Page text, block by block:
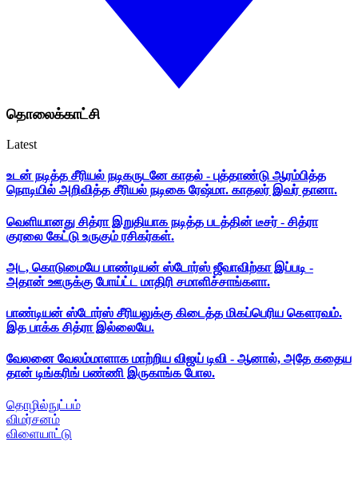
தொலைக்காட்சி
Latest
உடன் நடித்த சீரியல் நடிகருடனே காதல் - புத்தாண்டு ஆரம்பித்த
நொடியில் அறிவித்த சீரியல் நடிகை ரேஷ்மா. காதலர் இவர் தானா.
வெளியானது சித்ரா இறுதியாக நடித்த படத்தின் டீசர் - சித்ரா
குரலை கேட்டு உருகும் ரசிகர்கள்.
அட, கொடுமையே பாண்டியன் ஸ்டோர்ஸ் ஜீவாவிற்கா இப்படி -
அதான் ஊருக்கு போய்ட்ட மாதிரி சமாளிச்சாங்களா.
பாண்டியன் ஸ்டோர்ஸ் சீரியலுக்கு கிடைத்த மிகப்பெரிய கௌரவம்.
இத பாக்க சித்ரா இல்லையே.
வேலனை வேலம்மாளாக மாற்றிய விஜய் டிவி - ஆனால், அதே கதைய
தான் டிங்கரிங் பண்ணி இருகாங்க போல.
தொழில்நுட்பம்
விமர்சனம்
விளையாட்டு